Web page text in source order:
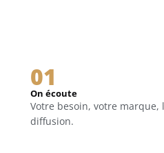
01
On écoute
Votre besoin, votre marque,
diffusion.